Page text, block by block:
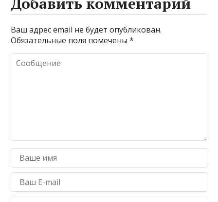
Ваш адрес email не будет опубликован.
Обязательные поля помечены*